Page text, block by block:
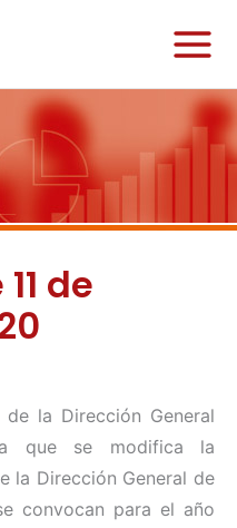
de
la Dirección General
que se modifica la
la Dirección General de
convocan para el año